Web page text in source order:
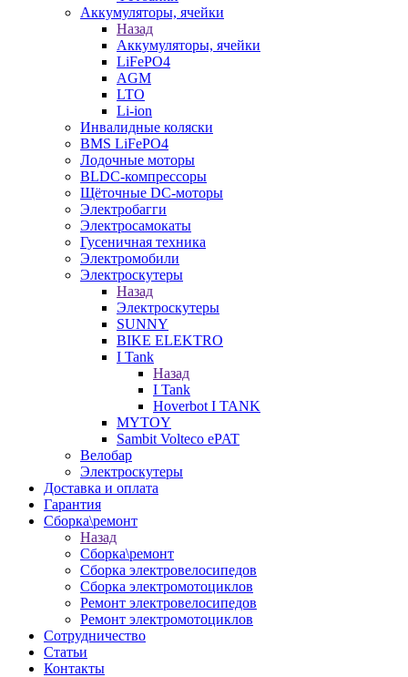
Аккумуляторы, ячейки
Назад
Аккумуляторы, ячейки
LiFePO4
AGM
LTO
Li-ion
Инвалидные коляски
BMS LiFePO4
Лодочные моторы
BLDC-компрессоры
Щёточные DC-моторы
Электробагги
Электросамокаты
Гусеничная техника
Электромобили
Электроскутеры
Назад
Электроскутеры
SUNNY
BIKE ELEKTRO
I Tank
Назад
I Tank
Hoverbot I TANK
MYTOY
Sambit Volteco ePAT
Велобар
Электроскутеры
Доставка и оплата
Гарантия
Сборка\ремонт
Назад
Сборка\ремонт
Сборка электровелосипедов
Сборка электромотоциклов
Ремонт электровелосипедов
Ремонт электромотоциклов
Сотрудничество
Статьи
Контакты